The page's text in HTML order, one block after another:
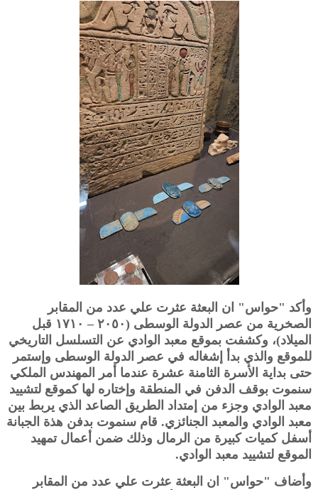
وأكد "حواس" ان البعثة عثرت علي عدد من المقابر
الصخرية من عصر الدولة الوسطى (٢٠٥٠ – ١٧١٠ قبل
الميلاد)، وكشفت بموقع معبد الوادي عن التسلسل التاريخي
للموقع والذي بدأ إشغاله في عصر الدولة الوسطى وإستمر
حتى بداية الأسرة الثامنة عشرة عندما أمر المهندس الملكي
سنموت بوقف الدفن في المنطقة وإختاره لها كموقع لتشييد
معبد الوادي وجزء من إمتداد الطريق الصاعد الذي يربط بين
معبد الوادي والمعبد الجنائزي. قام سنموت بدفن هذة الجبانة
أسفل كميات كبيرة من الرمال وذلك ضمن أعمال تمهيد
الموقع لتشييد معبد الوادي.
وأضاف "حواس" ان البعثة عثرت علي عدد من المقابر